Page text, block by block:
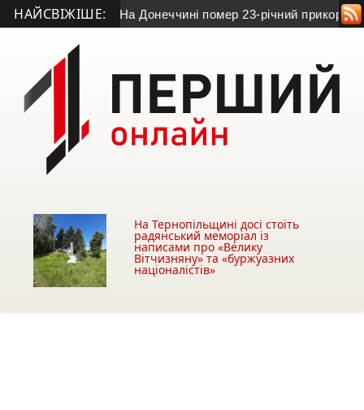
НАЙСВІЖІШЕ:• На Донеччині помер 23-річний прикордонник з
На Тернопільщині досі стоїть
радянський меморіал із
написами про «Велику
Вітчизняну» та «буржуазних
націоналістів»